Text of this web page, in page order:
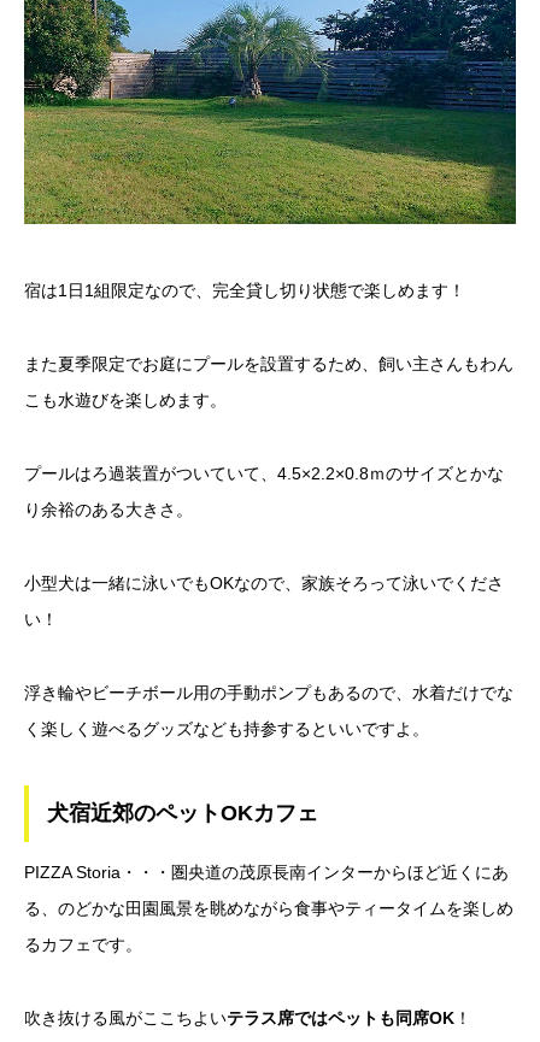
宿は1日1組限定なので、完全貸し切り状態で楽しめます！
また夏季限定でお庭にプールを設置するため、飼い主さんもわん
こも水遊びを楽しめます。
プールはろ過装置がついていて、4.5×2.2×0.8ｍのサイズとかな
り余裕のある大きさ。
小型犬は一緒に泳いでもOKなので、家族そろって泳いでくださ
い！
浮き輪やビーチボール用の手動ポンプもあるので、水着だけでな
く楽しく遊べるグッズなども持参するといいですよ。
犬宿近郊のペットOKカフェ
PIZZA Storia・・・圏央道の茂原長南インターからほど近くにあ
る、のどかな田園風景を眺めながら食事やティータイムを楽しめ
るカフェです。
吹き抜ける風がここちよいテラス席ではペットも同席OK ！